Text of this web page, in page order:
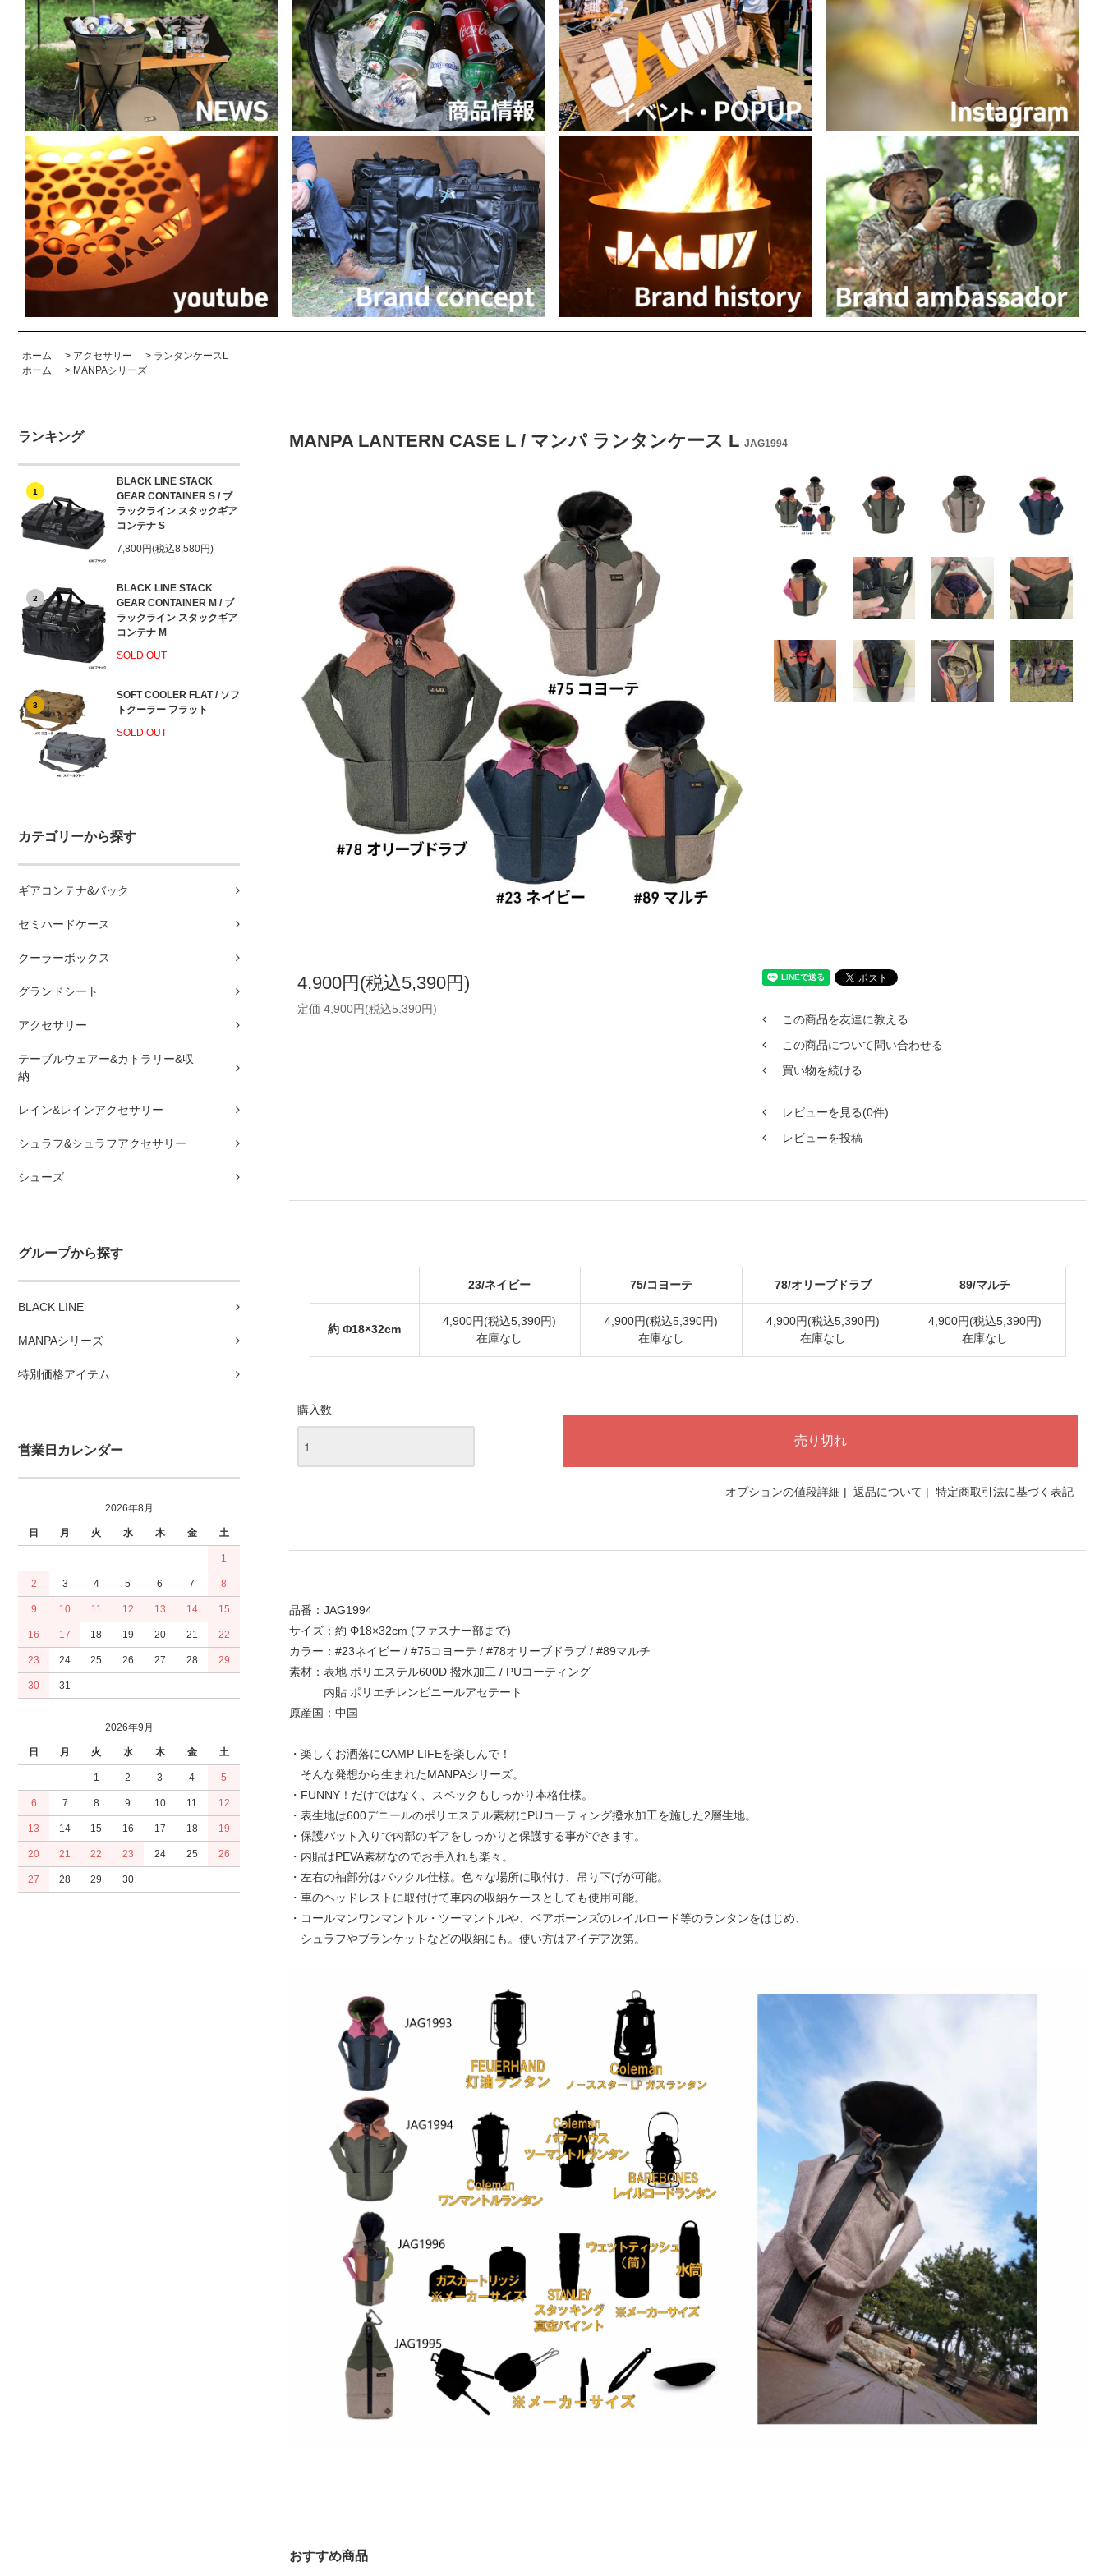
ホーム > アクセサリー > ランタンケースL
ホーム
> MANPAシリーズ
ランキング
1
BLACK LINE STACK
GEAR CONTAINER S / ブ
ラックライン スタックギア
コンテナ S
7,800円(税込8,580円)
2
BLACK LINE STACK
GEAR CONTAINER M / ブ
ラックライン スタックギア
コンテナ M
SOLD OUT
3
SOFT COOLER FLAT / ソフ
トクーラー フラット
SOLD OUT
カテゴリーから探す
ギアコンテナ&バック
セミハードケース
クーラーボックス
グランドシート
アクセサリー
テーブルウェアー&カトラリー&収
納
レイン&レインアクセサリー
シュラフ&シュラフアクセサリー
シューズ
グループから探す
BLACK LINE
MANPAシリーズ
特別価格アイテム
営業日カレンダー
2026年8月
日 月 火 水 木 金 土
1
2 3 4 5 6 7 8
9 10 11 12 13 14 15
16 17 18 19 20 21 22
23 24 25 26 27 28 29
30 31
2026年9月
日 月 火 水 木 金 土
1 2 3 4 5
6 7 8 9 10 11 12
13 14 15 16 17 18 19
20 21 22 23 24 25 26
27 28 29 30
MANPA LANTERN CASE L / マンパ ランタンケース L JAG1994
4,900円(税込5,390円)
定価 4,900円(税込5,390円)
この商品を友達に教える
この商品について問い合わせる
買い物を続ける
レビューを見る(0件)
レビューを投稿
23/ネイビー 75/コヨーテ 78/オリーブドラブ 89/マルチ
約 Φ18×32cm
4,900円(税込5,390円)
在庫なし
4,900円(税込5,390円)
在庫なし
4,900円(税込5,390円)
在庫なし
4,900円(税込5,390円)
在庫なし
購入数
オプションの値段詳細 | 返品について | 特定商取引法に基づく表記
品番：JAG1994
サイズ：約 Φ18×32cm (ファスナー部まで)
カラー：#23ネイビー / #75コヨーテ / #78オリーブドラブ / #89マルチ
素材：表地 ポリエステル600D 撥水加工 / PUコーティング
内貼 ポリエチレンビニールアセテート
原産国：中国
・楽しくお洒落にCAMP LIFEを楽しんで！
そんな発想から生まれたMANPAシリーズ。
・FUNNY！だけではなく、スペックもしっかり本格仕様。
・表生地は600デニールのポリエステル素材にPUコーティング撥水加工を施した2層生地。
・保護パット入りで内部のギアをしっかりと保護する事ができます。
・内貼はPEVA素材なのでお手入れも楽々。
・左右の袖部分はバックル仕様。色々な場所に取付け、吊り下げが可能。
・車のヘッドレストに取付けて車内の収納ケースとしても使用可能。
・コールマンワンマントル・ツーマントルや、ベアボーンズのレイルロード等のランタンをはじめ、
シュラフやブランケットなどの収納にも。使い方はアイデア次第。
おすすめ商品